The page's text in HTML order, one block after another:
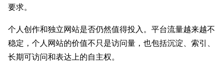
要求。
个人创作和独立网站是否仍然值得投入。平台流量越来越不
稳定，个人网站的价值不只是访问量，也包括沉淀、索引、
长期可访问和表达上的自主权。